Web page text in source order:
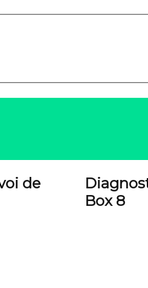
de
Box 8